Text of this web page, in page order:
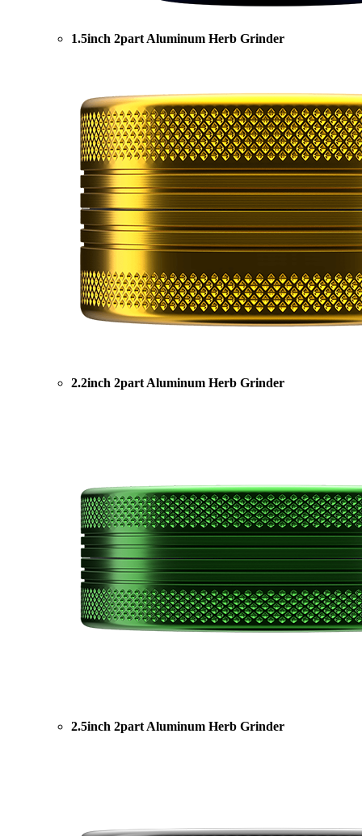
1.5inch 2part Aluminum Herb Grinder
2.2inch 2part Aluminum Herb Grinder
2.5inch 2part Aluminum Herb Grinder